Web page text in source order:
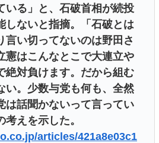
いる」と、石破首相が続投
しないと指摘。「石破とは
言い切ってないのは野田さ
憲はこんなとこで大連立や
絶対負けます。だから組む
い。少数与党も何も、全然
は話聞かないって言ってい
えを示した。
articles/421a8e03c1